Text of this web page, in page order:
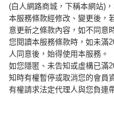
(白人網路商城，下稱本網站)
本服務條款經修改、變更後，
意更新之條款內容，如不同意
您閱讀本服務條款時，如未滿
人同意後，始得使用本服務。
如您隱匿、未告知或虛構已滿
知時有權暫停或取消您的會員
有權請求法定代理人與您負連